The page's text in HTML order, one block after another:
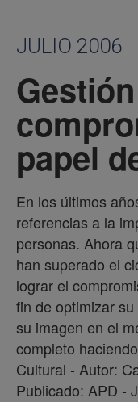
JULIO 2006
papel
En los últimos
referencias a la
personas. Ahora
han superado el
lograr el
fin de optimizar
su imagen en el
completo haciendo
Cultural - Autor:
Publicado: APD -